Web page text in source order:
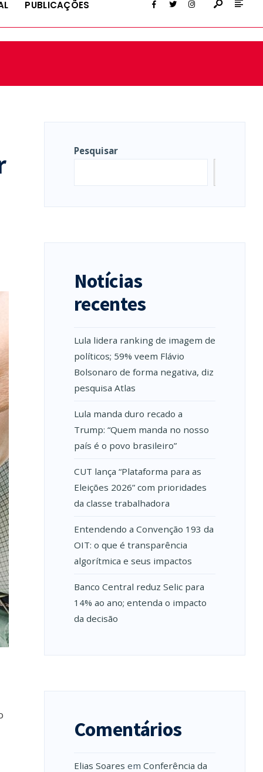
PUBLICAÇÕES
Pesquisar
Notícias
recentes
Lula lidera ranking de imagem de
políticos; 59% veem Flávio
Bolsonaro de forma negativa, diz
pesquisa Atlas
Lula manda duro recado a
Trump: “Quem manda no nosso
país é o povo brasileiro”
CUT lança “Plataforma para as
Eleições 2026” com prioridades
da classe trabalhadora
Entendendo a Convenção 193 da
OIT: o que é transparência
algorítmica e seus impactos
Banco Central reduz Selic para
14% ao ano; entenda o impacto
da decisão
Comentários
Elias Soares em Conferência da